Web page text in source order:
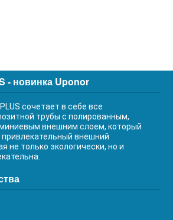
- новинка Uponor
сочетает в себе все
трубы с полированным,
внешним слоем, который
внешний
не только экологически, но и